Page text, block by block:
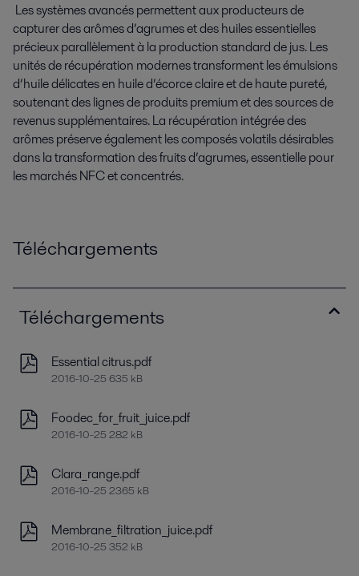
Les systèmes avancés permettent aux producteurs de
capturer des arômes d’agrumes et des huiles essentielles
précieux parallèlement à la production standard de jus. Les
unités de récupération modernes transforment les émulsions
d’huile délicates en huile d’écorce claire et de haute pureté,
soutenant des lignes de produits premium et des sources de
revenus supplémentaires. La récupération intégrée des
arômes préserve également les composés volatils désirables
dans la transformation des fruits d’agrumes, essentielle pour
les marchés NFC et concentrés.
Téléchargements
Téléchargements
Essential citrus.pdf
2016-10-25 635 kB
Foodec_for_fruit_juice.pdf
2016-10-25 282 kB
Clara_range.pdf
2016-10-25 2365 kB
Membrane_filtration_juice.pdf
2016-10-25 352 kB